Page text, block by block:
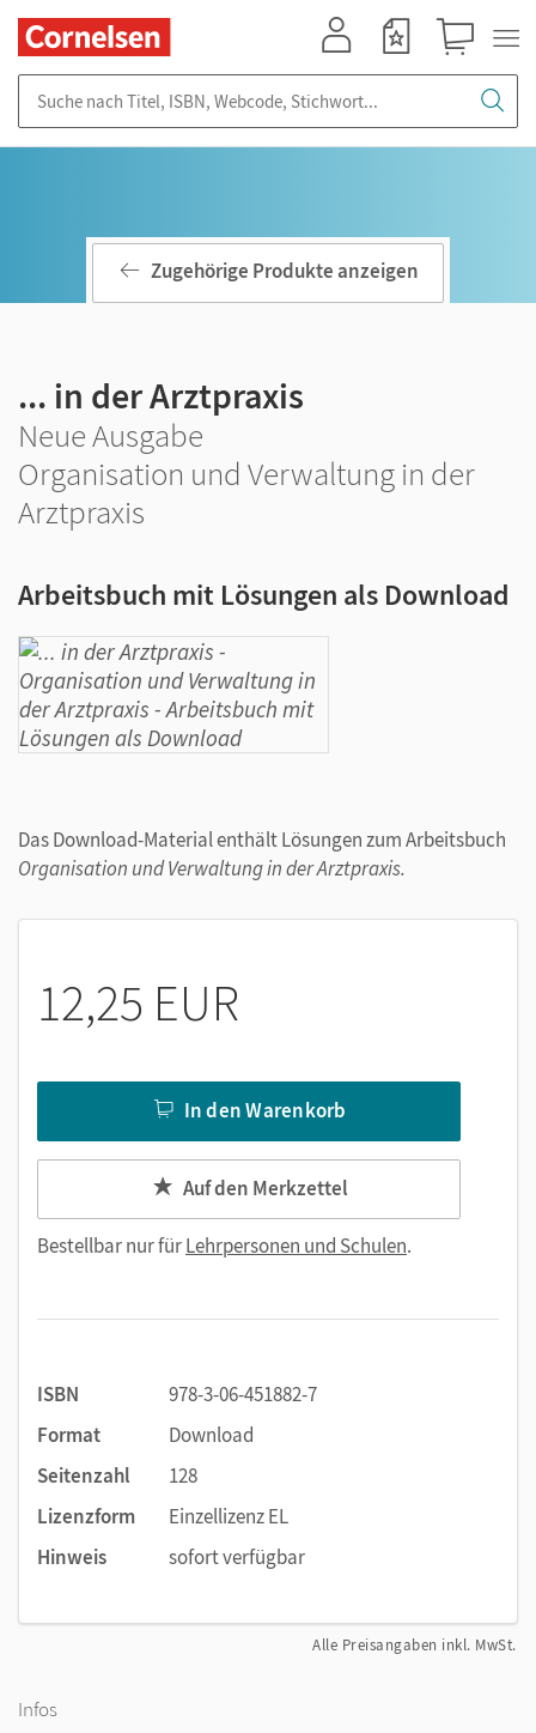
Zugehörige Produkte anzeigen
... in der Arztpraxis
Neue Ausgabe
Organisation und Verwaltung in der
Arztpraxis
Arbeitsbuch mit Lösungen als Download
Das Download-Material enthält Lösungen zum Arbeitsbuch
Organisation und Verwaltung in der Arztpraxis.
12,25 EUR
In den Warenkorb
Auf den Merkzettel
Bestellbar nur fürLehrpersonen und Schulen.
ISBN
978-3-06-451882-7
Format
Download
Seitenzahl
128
Lizenzform
Einzellizenz EL
Hinweis
sofort verfügbar
Alle Preisangaben inkl. MwSt.
Infos